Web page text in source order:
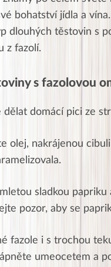
bohatství jídla a
dlouhých těstovin s
z fazolí.
s fazolovou
dělat domácí pici ze
olej, nakrájenou
sladkou papriku
pozor, aby se
fazole i s trochou
umeocetem a